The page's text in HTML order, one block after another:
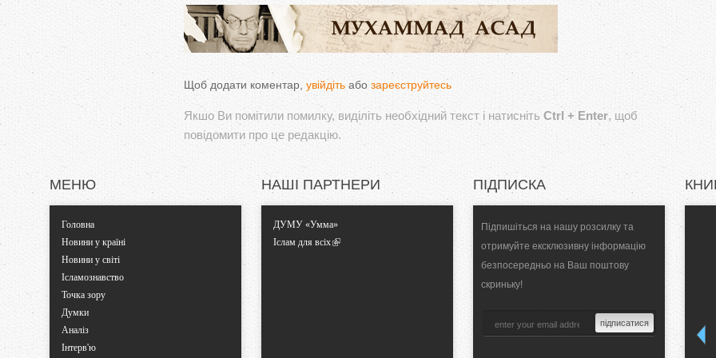
Щоб додати коментар, увійдіть або зареєструйтесь
Якшо Ви помітили помилку, виділіть необхідний текст і натисніть Ctrl + Enter, щоб
повідомити про це редакцію.
МЕНЮ
Головна
Новини у країні
Новини у світі
Ісламознавство
Точка зору
Думки
Аналіз
Інтерв'ю
НАШІ ПАРТНЕРИ
ДУМУ «Умма»
Іслам для всіх
ПІДПИСКА
Підпишіться на нашу розсилку та
отримуйте ексклюзивну інформацію
безпосередньо на Ваш поштову
скриньку!